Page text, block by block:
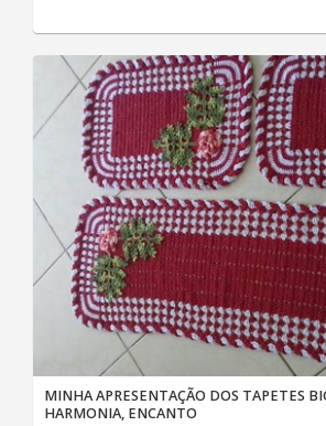
MINHA APRESENTAÇÃO DOS TAPETES
HARMONIA, ENCANTO